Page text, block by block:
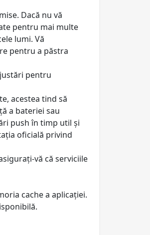
Dacă nu vă
pentru mai multe
lumi. Vă
pentru a păstra
pentru
acestea tind să
a bateriei sau
push în timp util și
oficială privind
vă că serviciile
cache a aplicației.